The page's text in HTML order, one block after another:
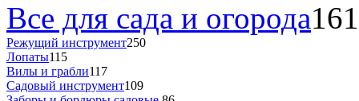
Все для сада и огорода
Режущий инструмент250
Лопаты115
Вилы и грабли117
Садовый инструмент109